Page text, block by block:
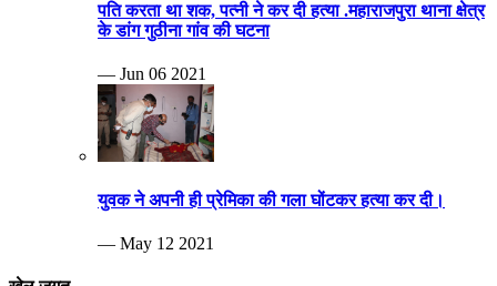
पति करता था शक, पत्नी ने कर दी हत्या .महाराजपुरा थाना क्षेत्र
के डांग गुठीना गांव की घटना
— Jun 06 2021
युवक ने अपनी ही प्रेमिका की गला घोंटकर हत्या कर दी।
— May 12 2021